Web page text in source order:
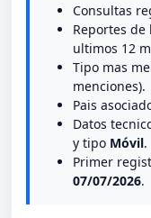
Consultas
Reportes
ultimos 12
Tipo mas
menciones).
Pais
Datos
y tipo Móvil.
Primer
07/07/2026.